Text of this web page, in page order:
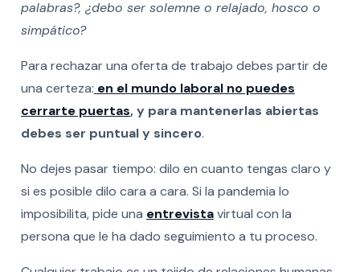
palabras?, ¿debo ser solemne o relajado, hosco o
simpático?
Para rechazar una oferta de trabajo debes partir de
una certeza: en el mundo laboral no puedes
cerrarte puertas, y para mantenerlas abiertas
debes ser puntual y sincero.
No dejes pasar tiempo: dilo en cuanto tengas claro y
si es posible dilo cara a cara. Si la pandemia lo
imposibilita, pide una entrevistavirtual con la
persona que le ha dado seguimiento a tu proceso.